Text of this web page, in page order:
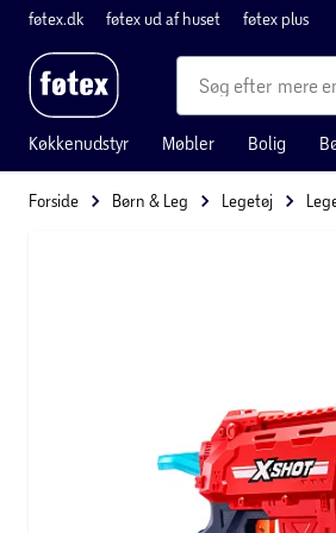
føtex.dk føtex ud af huset føtex plus
mere
Køkkenudstyr Møbler Bolig
Forside Børn & Leg Legetøj